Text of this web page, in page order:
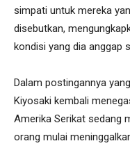
simpati untuk mereka
disebutkan,
kondisi yang dia anggap
Dalam postingannya
Kiyosaki kembali
Amerika Serikat sedang
orang mulai